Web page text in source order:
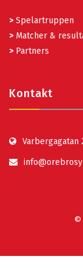
> Spelartruppen
> Matcher &
> Partners
Kontakt
Varbergagatan
©